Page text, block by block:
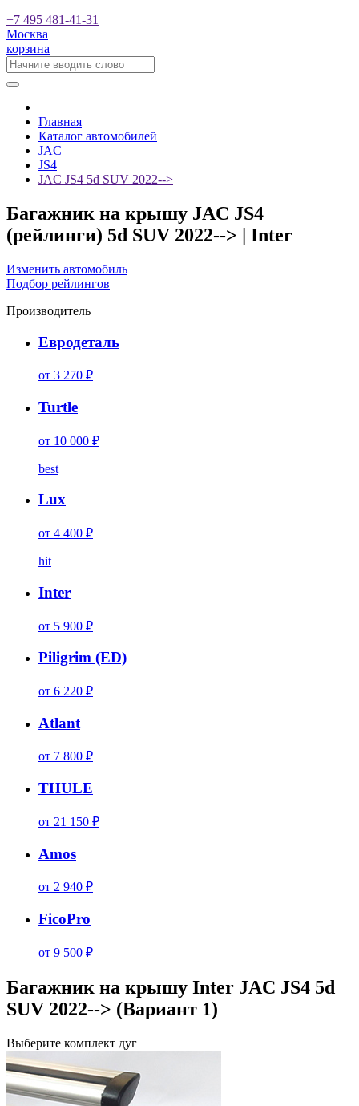
+7 495 481-41-31
Москва
корзина
Главная
Каталог автомобилей
JAC
JS4
JAC JS4 5d SUV 2022-->
Багажник на крышу JAC JS4
(рейлинги) 5d SUV 2022--> | Inter
Изменить автомобиль
Подбор рейлингов
Производитель
Евродеталь
от 3 270 ₽
Turtle
от 10 000 ₽
best
Lux
от 4 400 ₽
hit
Inter
от 5 900 ₽
Piligrim (ED)
от 6 220 ₽
Atlant
от 7 800 ₽
THULE
от 21 150 ₽
Amos
от 2 940 ₽
FicoPro
от 9 500 ₽
Багажник на крышу Inter JAC JS4 5d
SUV 2022--> (Вариант 1)
Выберите комплект дуг